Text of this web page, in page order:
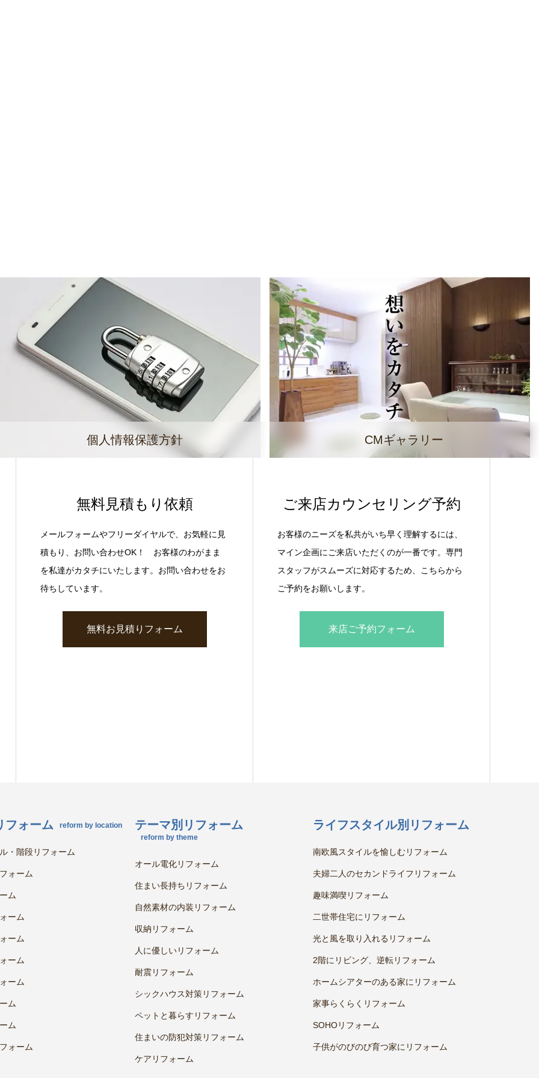
個人情報保護方針 CMギャラリー
無料見積もり依頼
メールフォームやフリーダイヤルで、お気軽に見
積もり、お問い合わせOK！ お客様のわがまま
を私達がカタチにいたします。お問い合わせをお
待ちしています。
無料お見積りフォーム
ご来店カウンセリング予約
お客様のニーズを私共がいち早く理解するには、
マイン企画にご来店いただくのが一番です。専門
スタッフがスムーズに対応するため、こちらから
ご予約をお願いします。
来店ご予約フォーム
フォーム reform by location
・階段リフォーム
ォーム
ム
ーム
ーム
ーム
ーム
ム
ム
ォーム
テーマ別リフォーム
reform by theme
オール電化リフォーム
住まい長持ちリフォーム
自然素材の内装リフォーム
収納リフォーム
人に優しいリフォーム
耐震リフォーム
シックハウス対策リフォーム
ペットと暮らすリフォーム
住まいの防犯対策リフォーム
ケアリフォーム
ライフスタイル別リフォーム
南欧風スタイルを愉しむリフォーム
夫婦二人のセカンドライフリフォーム
趣味満喫リフォーム
二世帯住宅にリフォーム
光と風を取り入れるリフォーム
2階にリビング、逆転リフォーム
ホームシアターのある家にリフォーム
家事らくらくリフォーム
SOHOリフォーム
子供がのびのび育つ家にリフォーム